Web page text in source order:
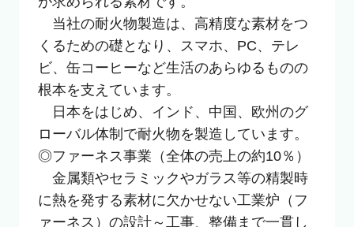
当社の耐火物製造は、高精度な素材をつ
くるための礎となり、スマホ、PC、テレ
ビ、缶コーヒーなど生活のあらゆるものの
根本を支えています。
日本をはじめ、インド、中国、欧州のグ
ローバル体制で耐火物を製造しています。
◎ファーネス事業（全体の売上の約10％）
金属類やセラミックやガラス等の精製時
に熱を発する素材に欠かせない工業炉（フ
ァーネス）の設計～工事、整備まで一貫し